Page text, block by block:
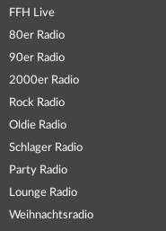
FFH Live
80er Radio
90er Radio
2000er Radio
Rock Radio
Oldie Radio
Schlager Radio
Party Radio
Lounge Radio
Weihnachtsradio